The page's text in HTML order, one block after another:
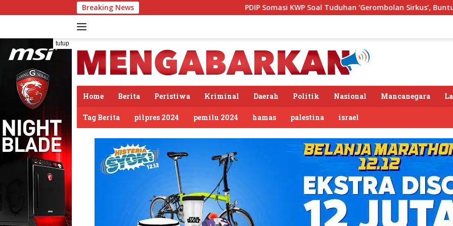
ke
Breaking News PDIP Somasi KWP Soal Tuduhan ‘Gerombolan Sirkus’, Buntut Rapat Komisi II
tutup
Home Berita Peristiwa Kriminal Daerah Politik Nasional Mancanegara
Tag Berita pilpres 2024 pemilu 2024 hamas palestina israel